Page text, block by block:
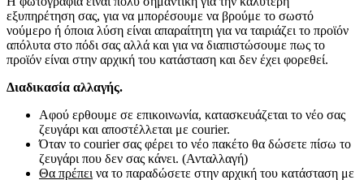
εξυπηρέτηση σας, για να μπορέσουμε να βρούμε το σωστό
νούμερο ή όποια λύση είναι απαραίτητη για να ταιριάζει το προϊόν
απόλυτα στο πόδι σας αλλά και για να διαπιστώσουμε πως το
προϊόν είναι στην αρχική του κατάσταση και δεν έχει φορεθεί.
Διαδικασία αλλαγής.
Αφού ερθουμε σε επικοινωνία, κατασκευάζεται το νέο σας
ζευγάρι και αποστέλλεται με courier.
Όταν το courier σας φέρει το νέο πακέτο θα δώσετε πίσω το
ζευγάρι που δεν σας κάνει. (Ανταλλαγή)
Θα πρέπει να το παραδώσετε στην αρχική του κατάσταση με